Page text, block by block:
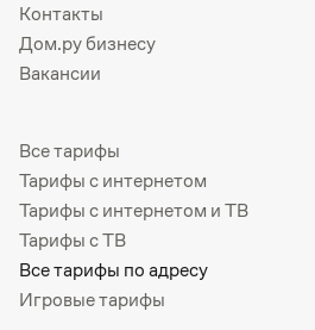
Контакты
Дом.ру бизнесу
Вакансии
Все тарифы
Тарифы с интернетом
Тарифы с интернетом и ТВ
Тарифы с ТВ
Все тарифы по адресу
Игровые тарифы